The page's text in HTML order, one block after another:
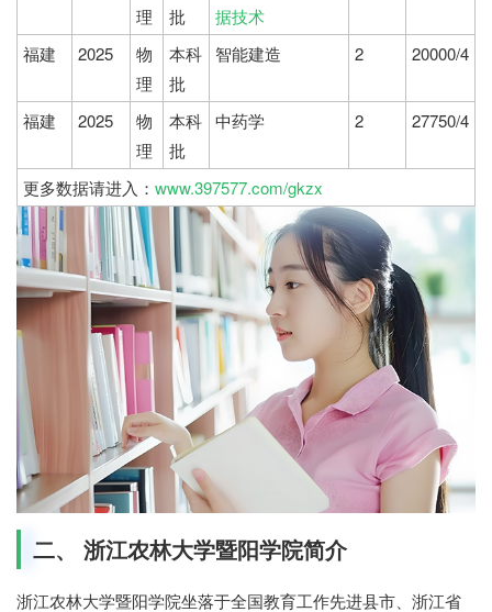
理
批
据技术
福建 2025
物
理
本科
批
智能建造 2 20000/4
福建 2025
物
理
本科
批
中药学 2 27750/4
更多数据请进入： www.397577.com/gkzx
二、 浙江农林大学暨阳学院简介
浙江农林大学暨阳学院坐落于全国教育工作先进县市、浙江省